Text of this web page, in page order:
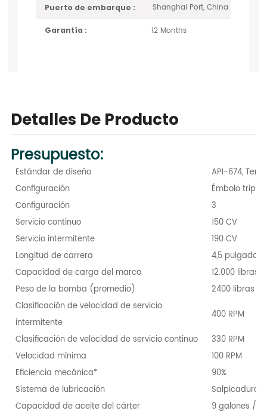
Puerto de embarque : Shanghai Port, China
Garantía : 12 Months
Detalles De Producto
Presupuesto:
Estándar de diseño
API-674,
Configuración
Émbolo
Configuración
3
Servicio continuo
150 CV
Servicio intermitente
190 CV
Longitud de carrera
4,5 pulgadas
Capacidad de carga del marco
12.000 libras
Peso de la bomba (promedio)
2400 libras /
Clasificación de velocidad de servicio
intermitente
400 RPM
Clasificación de velocidad de servicio continuo
330 RPM
Velocidad mínima
100 RPM
Eficiencia mecánica*
90%
Sistema de lubricación
Salpicadura,
Capacidad de aceite del cárter
9 galones /